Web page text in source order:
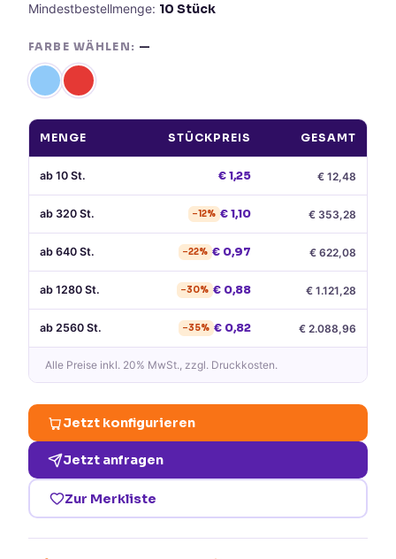
Mindestbestellmenge: 10 Stück
FARBE WÄHLEN: —
MENGE STÜCKPREIS GESAMT
ab 10 St. €1,25 € 12,48
ab 320 St. −12% €1,10 € 353,28
ab 640 St. −22% € 0,97 € 622,08
ab 1280 St. −30% € 0,88 € 1.121,28
ab 2560 St. −35% € 0,82 € 2.088,96
Alle Preise inkl. 20% MwSt., zzgl. Druckkosten.
Jetzt konfigurieren
Jetzt anfragen
Zur Merkliste